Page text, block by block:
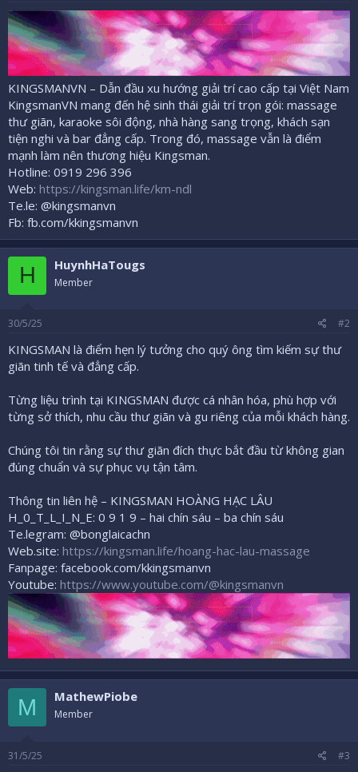
ầ
u
KINGSMANVN – Dẫn đầu xu hướng giải trí cao cấp tại Việt Nam
KingsmanVN mang đến hệ sinh thái giải trí trọn gói: massage
thư giãn, karaoke sôi động, nhà hàng sang trọng, khách sạn
tiện nghi và bar đẳng cấp. Trong đó, massage vẫn là điểm
mạnh làm nên thương hiệu Kingsman.
Hotline: 0919 296 396
Web: https://kingsman.life/km-ndl
Te.le: @kingsmanvn
Fb: fb.com/kkingsmanvn
H HuynhHaTougs
Member
30/5/25 #2
KINGSMAN là điểm hẹn lý tưởng cho quý ông tìm kiếm sự thư
giãn tinh tế và đẳng cấp.
Từng liệu trình tại KINGSMAN được cá nhân hóa, phù hợp với
từng sở thích, nhu cầu thư giãn và gu riêng của mỗi khách hàng.
Chúng tôi tin rằng sự thư giãn đích thực bắt đầu từ không gian
đúng chuẩn và sự phục vụ tận tâm.
Thông tin liên hệ – KINGSMAN HOÀNG HẠC LÂU
H_0_T_L_I_N_E: 0 9 1 9 – hai chín sáu – ba chín sáu
Te.legram: @bonglaicachn
Web.site: https://kingsman.life/hoang-hac-lau-massage
Fanpage: facebook.com/kkingsmanvn
Youtube: https://www.youtube.com/@kingsmanvn
M MathewPiobe
Member
31/5/25 #3